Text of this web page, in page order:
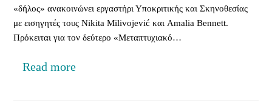
«δήλος» ανακοινώνει εργαστήρι Υποκριτικής και Σκηνοθεσίας
με εισηγητές τους Nikita Milivojević και Amalia Bennett.
Πρόκειται για τον δεύτερο «Μεταπτυχιακό…
Read more